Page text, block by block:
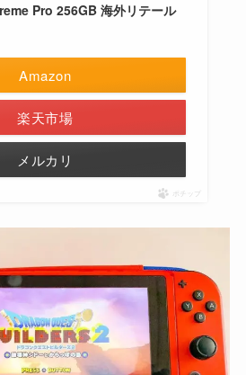
Pro 256GB 海外リテール
Amazon
楽天市場
メルカリ
ポチップ